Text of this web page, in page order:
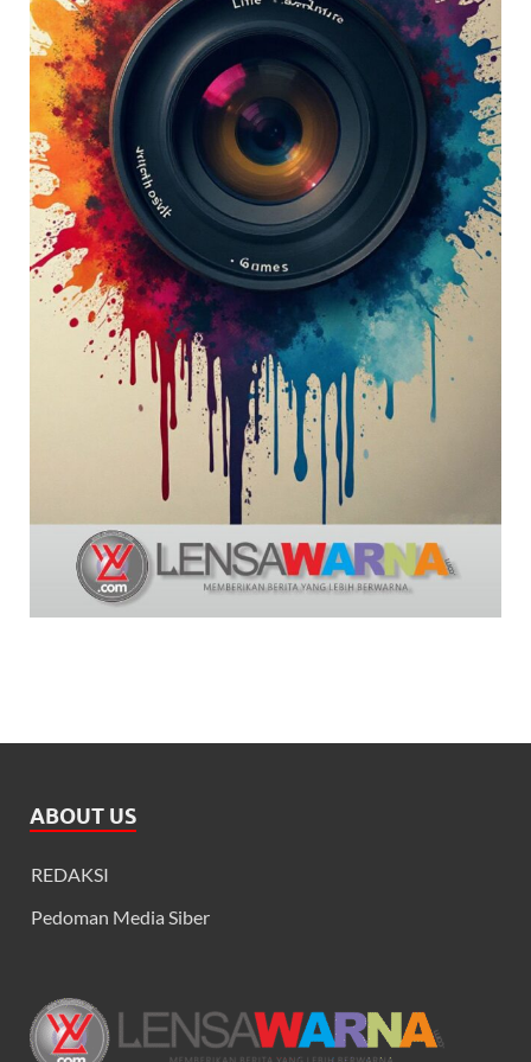
ABOUT US
REDAKSI
Pedoman Media Siber